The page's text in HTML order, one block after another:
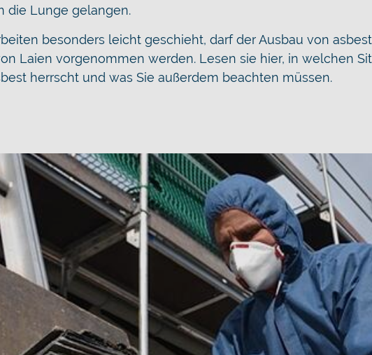
die Lunge gelangen.
besonders leicht geschieht, darf der Ausbau von
Laien vorgenommen werden. Lesen sie hier, in welchen
herrscht und was Sie außerdem beachten müssen.